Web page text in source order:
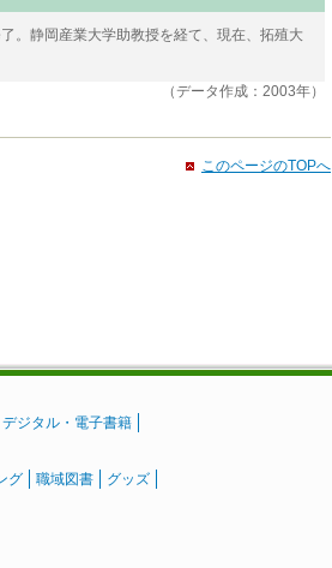
。静岡産業大学助教授を経て、現在、拓殖大
（データ作成：2003年）
このページのTOPへ
デジタル・電子書籍
グ 職域図書 グッズ